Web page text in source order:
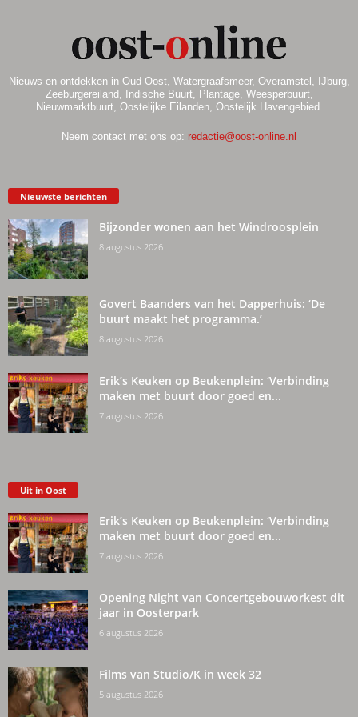
Nieuws en ontdekken in Oud Oost, Watergraafsmeer, Overamstel, IJburg,
Zeeburgereiland, Indische Buurt, Plantage, Weesperbuurt,
Nieuwmarktbuurt, Oostelijke Eilanden, Oostelijk Havengebied.
Neem contact met ons op: redactie@oost-online.nl
Nieuwste berichten
Bijzonder wonen aan het Windroosplein
8 augustus 2026
Govert Baanders van het Dapperhuis: ‘De
buurt maakt het programma.’
8 augustus 2026
Erik’s Keuken op Beukenplein: ‘Verbinding
maken met buurt door goed en...
7 augustus 2026
Uit in Oost
Erik’s Keuken op Beukenplein: ‘Verbinding
maken met buurt door goed en...
7 augustus 2026
Opening Night van Concertgebouworkest dit
jaar in Oosterpark
6 augustus 2026
Films van Studio/K in week 32
5 augustus 2026